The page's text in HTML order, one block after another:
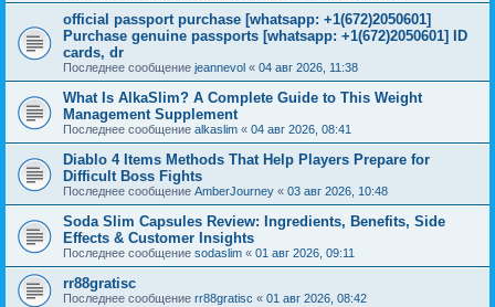
official passport purchase [whatsapp: +1(672)2050601]
Purchase genuine passports [whatsapp: +1(672)2050601] ID
cards, dr
Последнее сообщение jeannevol « 04 авг 2026, 11:38
What Is AlkaSlim? A Complete Guide to This Weight
Management Supplement
Последнее сообщение alkaslim « 04 авг 2026, 08:41
Diablo 4 Items Methods That Help Players Prepare for
Difficult Boss Fights
Последнее сообщение AmberJourney « 03 авг 2026, 10:48
Soda Slim Capsules Review: Ingredients, Benefits, Side
Effects & Customer Insights
Последнее сообщение sodaslim « 01 авг 2026, 09:11
rr88gratisc
Последнее сообщение rr88gratisc « 01 авг 2026, 08:42